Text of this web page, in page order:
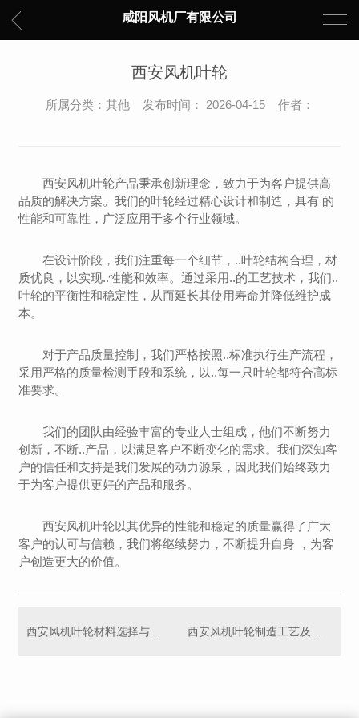
咸阳风机厂有限公司
西安风机叶轮
所属分类：其他 发布时间： 2026-04-15 作者：
西安风机叶轮产品秉承创新理念，致力于为客户提供高
品质的解决方案。我们的叶轮经过精心设计和制造，具有 的
性能和可靠性，广泛应用于多个行业领域。
在设计阶段，我们注重每一个细节，..叶轮结构合理，材
质优良，以实现..性能和效率。通过采用..的工艺技术，我们..
叶轮的平衡性和稳定性，从而延长其使用寿命并降低维护成
本。
对于产品质量控制，我们严格按照..标准执行生产流程，
采用严格的质量检测手段和系统，以..每一只叶轮都符合高标
准要求。
我们的团队由经验丰富的专业人士组成，他们不断努力
创新，不断..产品，以满足客户不断变化的需求。我们深知客
户的信任和支持是我们发展的动力源泉，因此我们始终致力
于为客户提供更好的产品和服务。
西安风机叶轮以其优异的性能和稳定的质量赢得了广大
客户的认可与信赖，我们将继续努力，不断提升自身 ，为客
户创造更大的价值。